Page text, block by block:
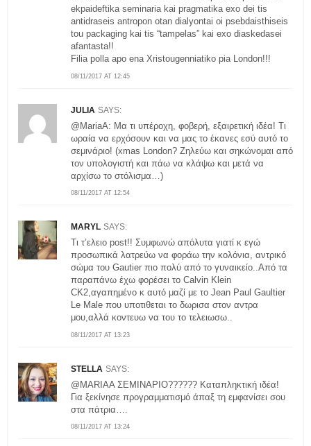
08/11/2017 AT 12:45
ekpaideftika seminaria kai pragmatika exo dei tis
antidraseis antropon otan dialyontai oi psebdaisthiseis
tou packaging kai tis “tampelas” kai exo diaskedasei
afantasta!!
Filia polla apo ena Xristougenniatiko pia London!!!
JULIA SAYS:
08/11/2017 AT 12:54
@MariaA: Μα τι υπέροχη, φοβερή, εξαιρετική ιδέα! Τι
ωραία να ερχόσουν και να μας το έκανες εσύ αυτό το
σεμινάριο! (xmas London? Ζηλεύω και σηκώνομαι από
τον υπολογιστή και πάω να κλάψω και μετά να
αρχίσω το στόλισμα…)
MARYL SAYS:
08/11/2017 AT 13:23
Τι τ’ελειο post!! Συμφωνώ απόλυτα γιατί κ εγώ
προσωπικά λατρεύω να φοράω την κολόνια, αντρικό
σώμα του Gautier πιο πολύ από το γυναικείο..Από τα
παραπάνω έχω φορέσει το Calvin Klein
CK2,αγαπημένο κ αυτό μαζί με το Jean Paul Gaultier
Le Male που υποτιθεται το δωρισα στον αντρα
μου,αλλά κοντευω να του το τελειωσω..
STELLA SAYS:
08/11/2017 AT 13:24
@MARIAA ΣΕΜΙΝΑΡΙΟ?????? Καταπληκτική ιδέα!
Για ξεκίνησε προγραμματισμό άπαξ τη εμφανίσει σου
στα πάτρια….